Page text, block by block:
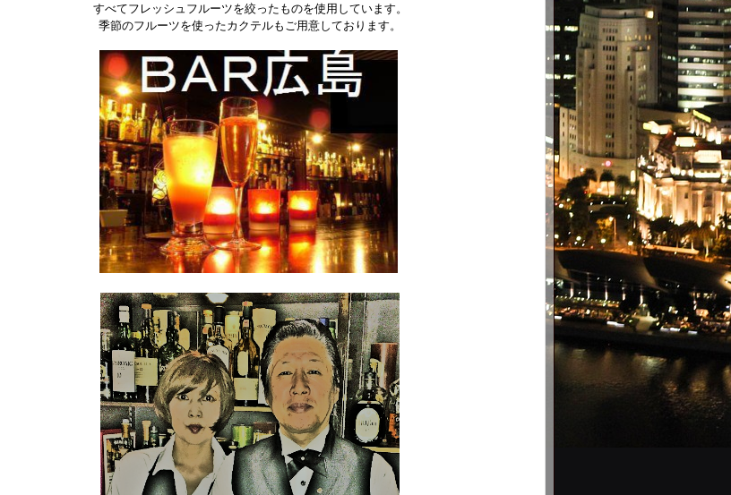
すべてフレッシュフルーツを絞ったものを使用しています。
季節のフルーツを使ったカクテルもご用意しております。